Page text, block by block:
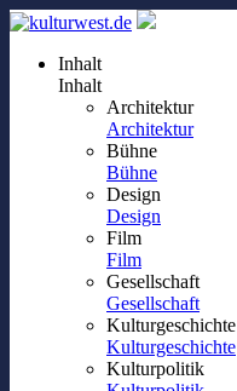
Inhalt
Inhalt
Architektur
Architektur
Bühne
Bühne
Design
Design
Film
Film
Gesellschaft
Gesellschaft
Kulturgeschichte
Kulturgeschichte
Kulturpolitik